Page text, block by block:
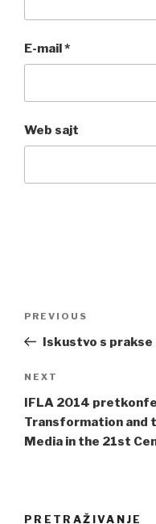
E-mail*
Web sajt
Post
Previous
Post
PREVIOUS
Iskustvo s prakse
Next
Post
NEXT
IFLA 2014
Transformation and
Media in the 21st
PRETRAŽIVANJE